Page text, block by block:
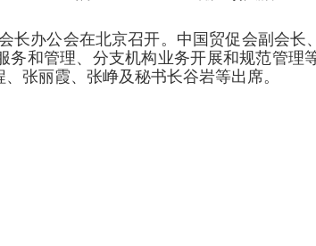
长办公会在北京召开。中国贸促会副会
务和管理、分支机构业务开展和规范管理
张丽霞、张峥及秘书长谷岩等出席。